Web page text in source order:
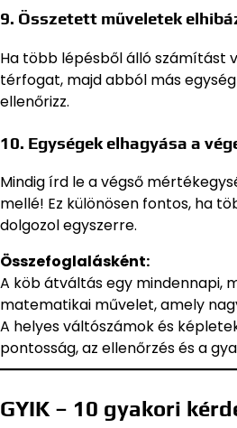
9. Összetett műveletek
Ha több lépésből álló számítást
térfogat, majd abból más
ellenőrizz.
10. Egységek elhagyása a
Mindig írd le a végső
mellé! Ez különösen fontos, ha
dolgozol egyszerre.
Összefoglalásként:
A köb átváltás egy mindennapi,
matematikai művelet, amely
A helyes váltószámok és
pontosság, az ellenőrzés és a
GYIK – 10 gyakori